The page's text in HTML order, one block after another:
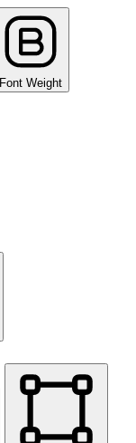
Font Weight